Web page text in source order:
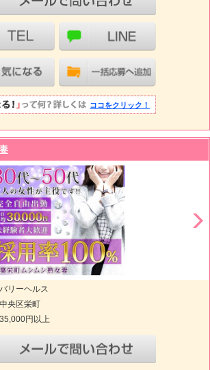
ココをクリック！
リーヘルス
央区栄町
円以上